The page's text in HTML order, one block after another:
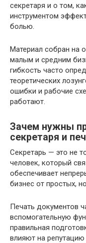
секретаря и о том,
инструментом
болью.
Материал собран на
малым и средним
гибкость часто
теоретических
ошибки и рабочие
работают.
Зачем нужны
секретаря и
Секретарь — это не
человек, который
обеспечивает
бизнес от простых,
Печать документов
вспомогательную
правильная
влияют на